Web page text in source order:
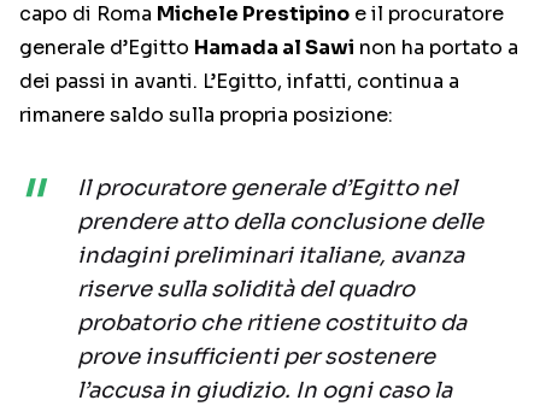
capo di Roma Michele Prestipino e il procuratore
generale d’Egitto Hamada al Sawi non ha portato a
dei passi in avanti. L’Egitto, infatti, continua a
rimanere saldo sulla propria posizione:
Il procuratore generale d’Egitto nel
prendere atto della conclusione delle
indagini preliminari italiane, avanza
riserve sulla solidità del quadro
probatorio che ritiene costituito da
prove insufficienti per sostenere
l’accusa in giudizio. In ogni caso la